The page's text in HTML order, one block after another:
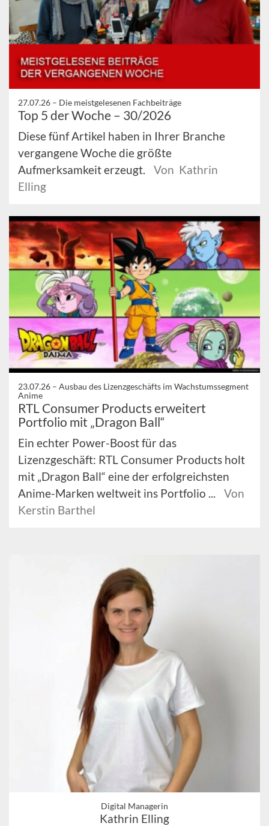
27.07.26 – Die meistgelesenen Fachbeiträge
Top 5 der Woche – 30/2026
Diese fünf Artikel haben in Ihrer Branche
vergangene Woche die größte
Aufmerksamkeit erzeugt.
Von Kathrin
Elling
23.07.26 – Ausbau des Lizenzgeschäfts im Wachstumssegment
Anime
RTL Consumer Products erweitert
Portfolio mit „Dragon Ball“
Ein echter Power-Boost für das
Lizenzgeschäft: RTL Consumer Products holt
mit „Dragon Ball“ eine der erfolgreichsten
Anime-Marken weltweit ins Portfolio ...
Von
Kerstin Barthel
Digital Managerin
Kathrin Elling